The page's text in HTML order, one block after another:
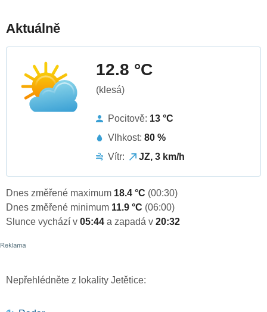
Aktuálně
12.8 °C
(klesá)
Pocitově: 13 °C
Vlhkost: 80 %
Vítr:
JZ, 3 km/h
Dnes změřené maximum 18.4 °C (00:30)
Dnes změřené minimum 11.9 °C (06:00)
Slunce vychází v 05:44 a zapadá v 20:32
Nepřehlédněte z lokality Jetětice: